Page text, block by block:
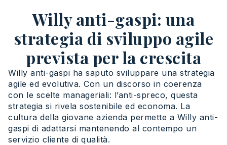
Willy anti-gaspi: una
strategia di sviluppo agile
prevista per la crescita
Willy anti-gaspi ha saputo sviluppare una strategia
agile ed evolutiva. Con un discorso in coerenza
con le scelte manageriali: l’anti-spreco, questa
strategia si rivela sostenibile ed economa. La
cultura della giovane azienda permette a Willy anti-
gaspi di adattarsi mantenendo al contempo un
servizio cliente di qualità.